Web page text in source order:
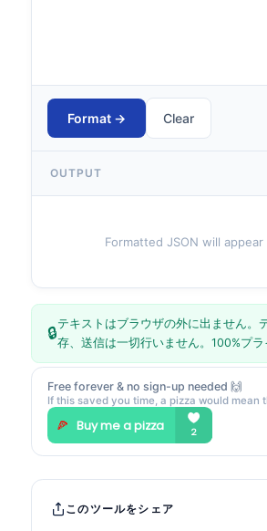
Format → Clear
OUTPUT
Formatted JSON will
🔒テキストはブラウザの外に出ません。
存、送信は一切行いません。100%プラ
Free forever & no sign-up needed 🙌
If this saved you time, a pizza would mean
このツールをシェア